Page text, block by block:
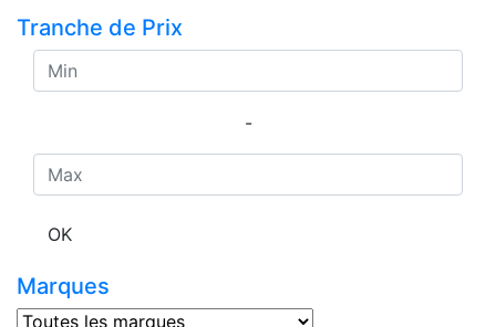
Tranche de Prix
-
OK
Marques